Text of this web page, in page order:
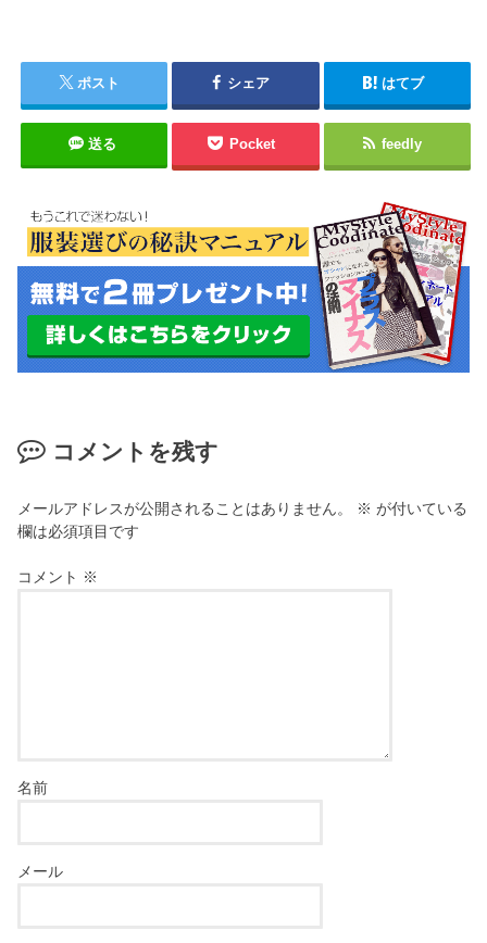
ポスト シェア はてブ
送る Pocket feedly
コメントを残す
メールアドレスが公開されることはありません。 ※ が付いている
欄は必須項目です
コメント ※
名前
メール